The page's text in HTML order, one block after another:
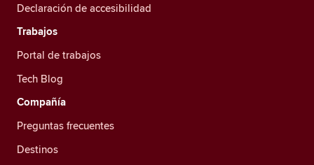
Declaración de accesibilidad
Trabajos
Portal de trabajos
Tech Blog
Compañía
Preguntas frecuentes
Destinos